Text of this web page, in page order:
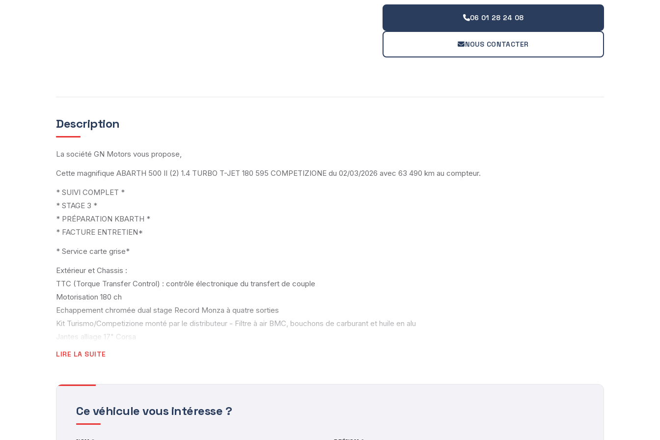
06 01 28 24 08
NOUS CONTACTER
Description
La société GN Motors vous propose,
Cette magnifique ABARTH 500 II (2) 1.4 TURBO T-JET 180 595 COMPETIZIONE du 02/03/2026 avec 63 490 km au compteur.
* SUIVI COMPLET *
* STAGE 3 *
* PRÉPARATION KBARTH *
* FACTURE ENTRETIEN*
* Service carte grise*
Extérieur et Chassis :
TTC (Torque Transfer Control) : contrôle électronique du transfert de couple
Motorisation 180 ch
Echappement chromée dual stage Record Monza à quatre sorties
Kit Turismo/Competizione monté par le distributeur - Filtre à air BMC, bouchons de carburant et huile en alu
Jantes alliage 17" Corsa
Etriers de frein Brembo rouge avec disques de frein AV Ø305MM
Rétroviseurs extérieurs électriques dégivrants
Manomètre de mesure de pression du turbo
Filtre à air "powered by BMC"
LIRE LA SUITE
Ce véhicule vous intéresse ?